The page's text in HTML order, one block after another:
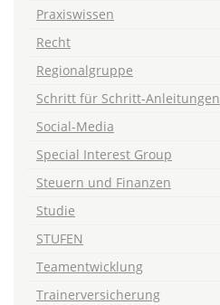
Praxiswissen
Recht
Regionalgruppe
Schritt für Schritt-Anleitungen
Social-Media
Special Interest Group
Steuern und Finanzen
Studie
STUFEN
Teamentwicklung
Trainerversicherung